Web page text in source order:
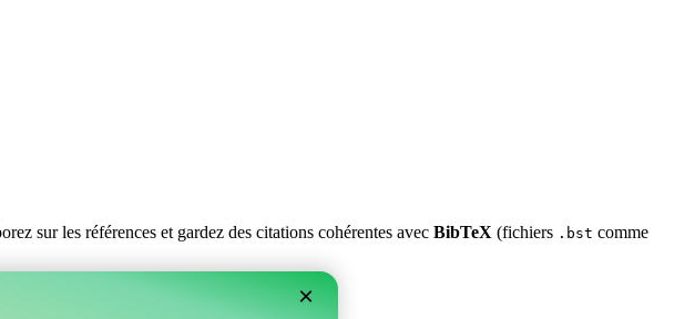
sur les références et gardez des citations cohérentes avec BibTeX (fichiers .bst comme
à Overleaf? ×